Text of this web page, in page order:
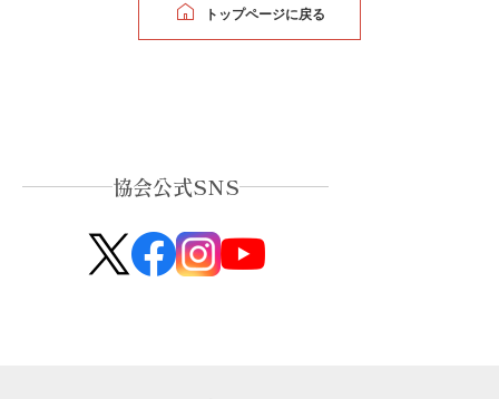
トップページに戻る
協会公式SNS